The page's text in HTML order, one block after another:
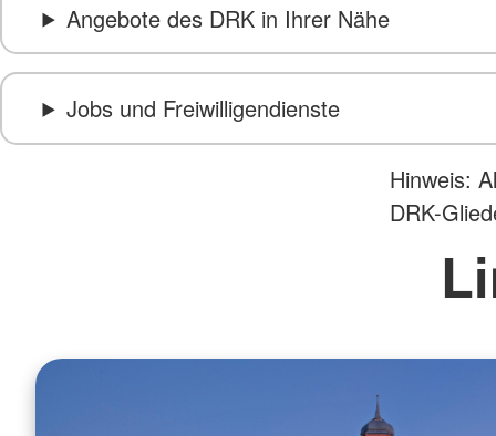
Angebote des DRK in Ihrer Nähe
Jobs und Freiwilligendienste
Hinweis:
DRK-